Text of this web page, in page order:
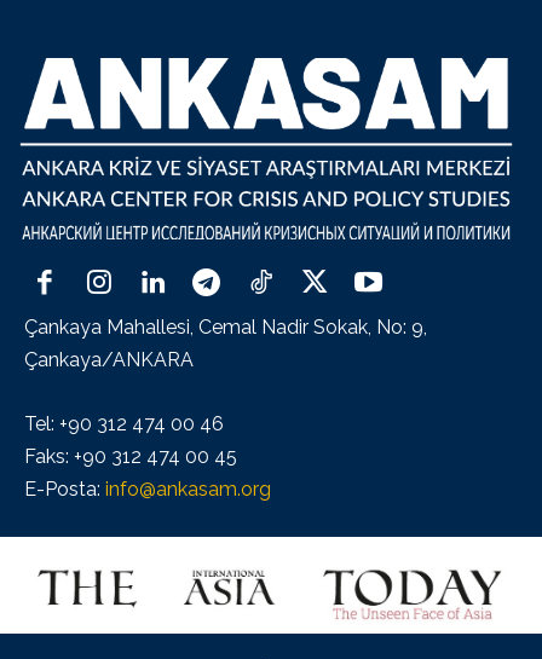
Çankaya Mahallesi, Cemal Nadir Sokak, No: 9,
Çankaya/ANKARA
Tel: +90 312 474 00 46
Faks: +90 312 474 00 45
E-Posta: info@ankasam.org